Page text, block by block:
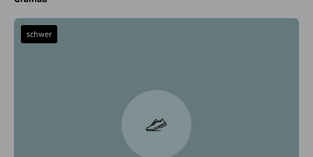
schwer